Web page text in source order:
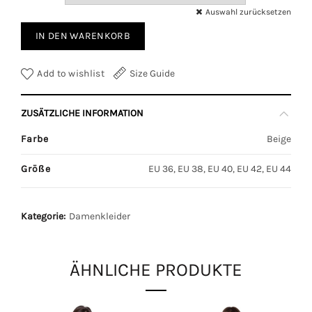
Auswahl zurücksetzen
IN DEN WARENKORB
Add to wishlist Size Guide
ZUSÄTZLICHE INFORMATION
Farbe Beige
Größe EU 36, EU 38, EU 40, EU 42, EU 44
Kategorie: Damenkleider
ÄHNLICHE PRODUKTE